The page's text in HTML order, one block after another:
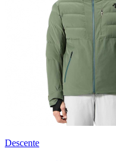
Descente